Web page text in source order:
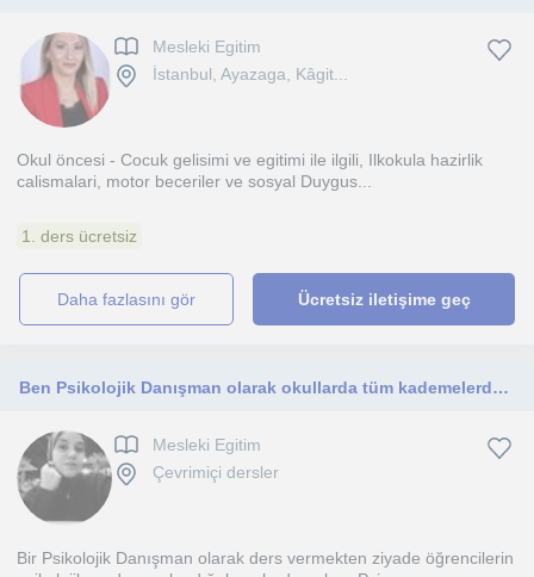
Mesleki Egitim
İstanbul, Ayazaga, Kâgit...
Okul öncesi - Cocuk gelisimi ve egitimi ile ilgili, Ilkokula hazirlik
calismalari, motor beceriler ve sosyal Duygus...
1. ders ücretsiz
daha fazlasını gör Ücretsiz iletişime geç
Ben Psikolojik Danışman olarak okullarda tüm kademelerdeki öğrencilere yönelik hizmet verebilmekteyim.
Mesleki Egitim
Çevrimiçi dersler
Bir Psikolojik Danışman olarak ders vermekten ziyade öğrencilerin